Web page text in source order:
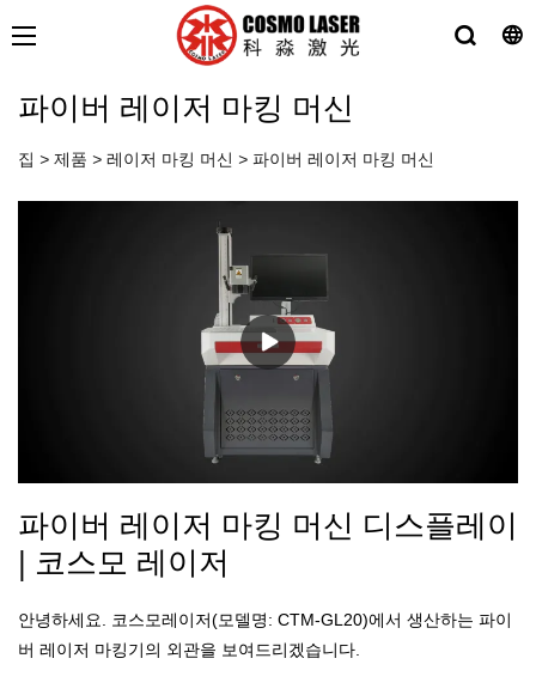
파이버 레이저 마킹 머신
집 > 제품 > 레이저 마킹 머신 > 파이버 레이저 마킹 머신
파이버 레이저 마킹 머신 디스플레이
| 코스모 레이저
안녕하세요. 코스모레이저(모델명: CTM-GL20)에서 생산하는 파이
버 레이저 마킹기의 외관을 보여드리겠습니다.